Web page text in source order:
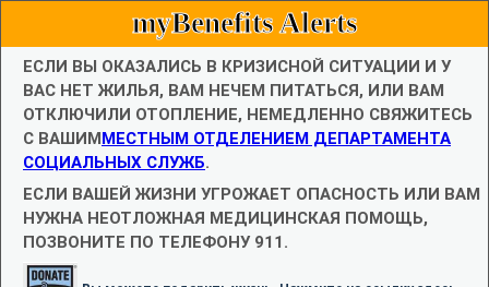
myBenefits Alerts
ЕСЛИ ВЫ ОКАЗАЛИСЬ В КРИЗИСНОЙ СИТУАЦИИ И У
ВАС НЕТ ЖИЛЬЯ, ВАМ НЕЧЕМ ПИТАТЬСЯ, ИЛИ ВАМ
ОТКЛЮЧИЛИ ОТОПЛЕНИЕ, НЕМЕДЛЕННО СВЯЖИТЕСЬ
С ВАШИММЕСТНЫМ ОТДЕЛЕНИЕМ ДЕПАРТАМЕНТА
СОЦИАЛЬНЫХ СЛУЖБ.
ЕСЛИ ВАШЕЙ ЖИЗНИ УГРОЖАЕТ ОПАСНОСТЬ ИЛИ ВАМ
НУЖНА НЕОТЛОЖНАЯ МЕДИЦИНСКАЯ ПОМОЩЬ,
ПОЗВОНИТЕ ПО ТЕЛЕФОНУ 911.